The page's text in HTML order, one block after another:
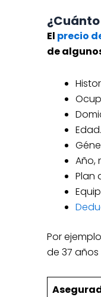
El precio
de
Edad.
Año,
Plan
Por
de 37